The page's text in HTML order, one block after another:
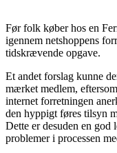
Før folk køber hos en
igennem netshoppens
tidskrævende opgave.
Et andet forslag kunne
mærket medlem,
internet forretningen
den hyppigt føres tilsyn
Dette er desuden en
problemer i processen